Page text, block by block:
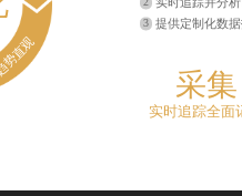
直观
提供定制化数
采集
实时追踪全面